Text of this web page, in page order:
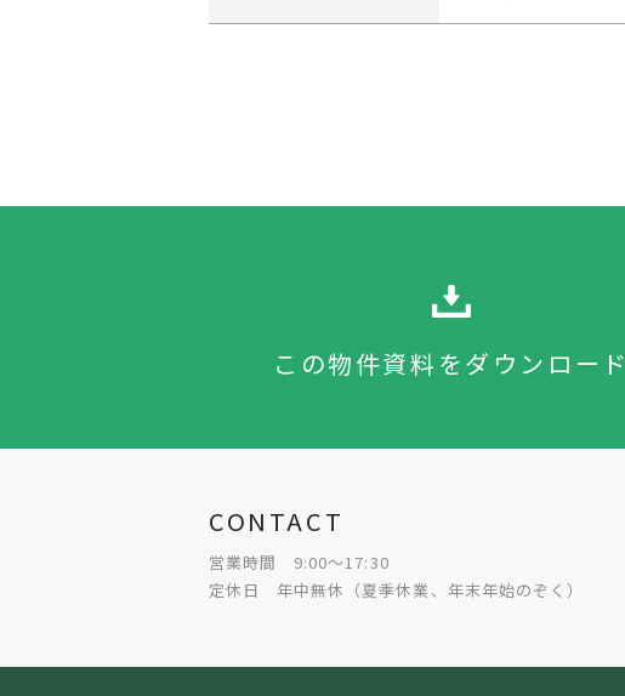
この物件資料をダウンロード
CONTACT
営業時間 9:00～17:30
定休日 年中無休（夏季休業、年末年始のぞく）